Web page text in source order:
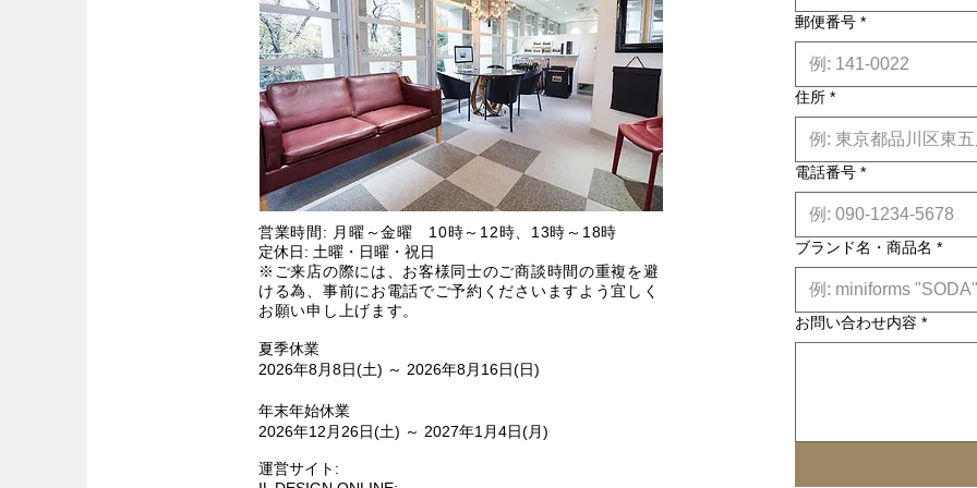
営業時間: 月曜～金曜 10時～12時、13時～18時
定休日: 土曜・日曜・祝日
※ご来店の際には、お客様同士のご商談時間の重複を避
ける為、事前にお電話でご予約くださいますよう宜しく
お願い申し上げます。
夏季休業
2026年8月8日(土) ～ 2026年8月16日(日)
年末年始休業
2026年12月26日(土) ～ 2027年1月4日(月)
運営サイト:
郵便番号 *
住所 *
電話番号 *
ブランド名・商品名 *
お問い合わせ内容 *